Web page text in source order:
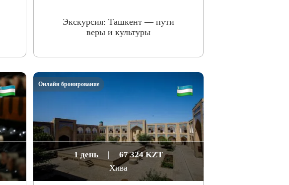
Экскурсия: Ташкент — пути
веры и культуры
1 день |
67 324 KZT
Хива
Онлайн бронирование